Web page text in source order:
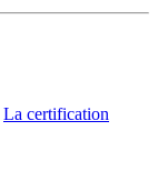
La certification